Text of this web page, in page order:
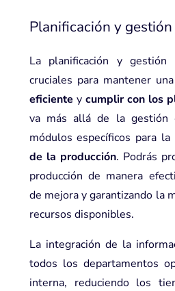
Planificación y
La planificación y
cruciales para mantener
eficiente y cumplir con los
va más allá de la gestión
módulos específicos para la
de la producción. Podrás
producción de manera
de mejora y garantizando la
recursos disponibles.
La integración de la
todos los departamentos
interna, reduciendo los